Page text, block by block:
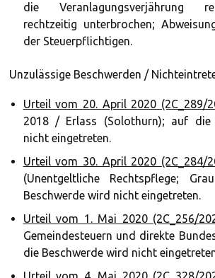
die Veranlagungsverjährung
rechtzeitig unterbrochen;
der Steuerpflichtigen.
Unzulässige Beschwerden /
Urteil vom 20. April 2020 (2C_289/
2018 / Erlass (Solothurn); auf die
nicht eingetreten.
Urteil vom 30. April 2020 (2C_284/
(Unentgeltliche Rechtspflege;
Beschwerde wird nicht eingetreten.
Urteil vom 1. Mai 2020 (2C_256/
Gemeindesteuern und direkte
die Beschwerde wird nicht